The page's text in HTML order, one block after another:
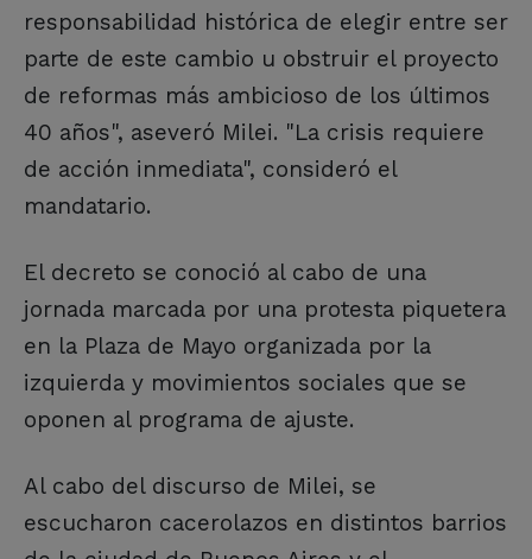
responsabilidad histórica de elegir entre ser
parte de este cambio u obstruir el proyecto
de reformas más ambicioso de los últimos
40 años", aseveró Milei. "La crisis requiere
de acción inmediata", consideró el
mandatario.
El decreto se conoció al cabo de una
jornada marcada por una protesta piquetera
en la Plaza de Mayo organizada por la
izquierda y movimientos sociales que se
oponen al programa de ajuste.
Al cabo del discurso de Milei, se
escucharon cacerolazos en distintos barrios